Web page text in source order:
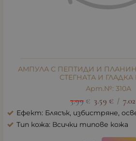
АМПУЛА С ПЕПТИДИ И
СТЕГНАТА И
Арт.№: 310А
3.99 € 3.59 € / 7.02
Ефект: Блясък, избистряне,
Тип кожа: Всички типове кожа